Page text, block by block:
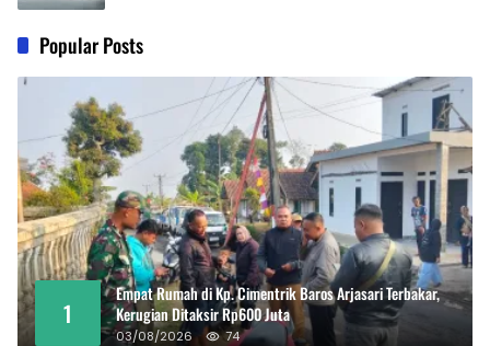
Popular Posts
1
Empat Rumah di Kp. Cimentrik Baros Arjasari Terbakar,
Kerugian Ditaksir Rp600 Juta
03/08/2026 74